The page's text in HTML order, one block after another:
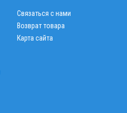
Связаться с нами
Возврат товара
Карта сайта